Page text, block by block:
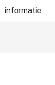
informatie